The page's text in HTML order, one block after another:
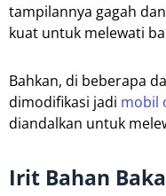
tampilannya gagah
kuat untuk melewati
Bahkan, di beberapa
dimodifikasi jadi mobil
diandalkan untuk
Irit Bahan